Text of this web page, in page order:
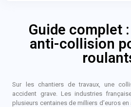
Guide complet
anti-collision
Sur les chantiers de travaux, une
accident grave. Les industries
plusieurs centaines de milliers d’euros